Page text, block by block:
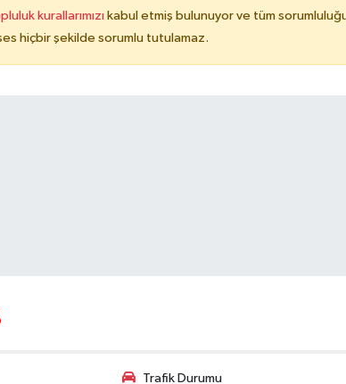
kurallarımızı kabul etmiş bulunuyor ve tüm
hiçbir şekilde sorumlu tutulamaz.
Trafik Durumu